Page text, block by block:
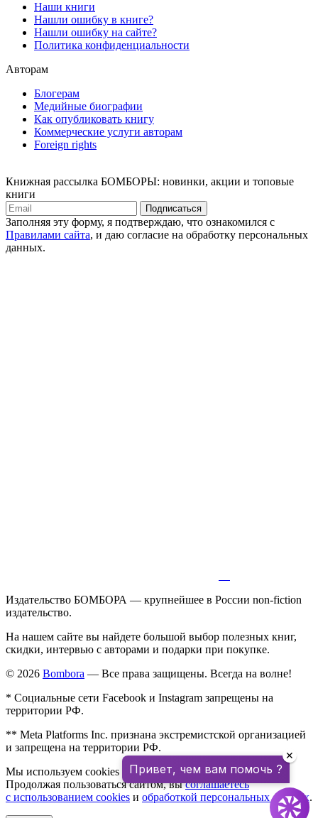
Наши книги
Нашли ошибку в книге?
Нашли ошибку на сайте?
Политика конфиденциальности
Авторам
Блогерам
Медийные биографии
Как опубликовать книгу
Коммерческие услуги авторам
Foreign rights
Книжная рассылка БОМБОРЫ: новинки, акции и топовые
книги
Подписаться
Заполняя эту форму, я подтверждаю, что ознакомился с
Правилами сайта, и даю согласие на обработку персональных
данных.
Издательство БОМБОРА — крупнейшее в России non-fiction
издательство.
На нашем сайте вы найдете большой выбор полезных книг,
скидки, интервью с авторами и подарки при покупке.
© 2026 Bombora — Все права защищены. Всегда на волне!
* Социальные сети Facebook и Instagram запрещены на
территории РФ.
** Meta Platforms Inc. признана экстремистской организацией
и запрещена на территории РФ.
Мы используем cookies для улучшения работы сайта.
Продолжая пользоваться сайтом, высоглашаетесь
с использованием cookies и обработкой персональных данных.
Привет, чем вам помочь ?
✕